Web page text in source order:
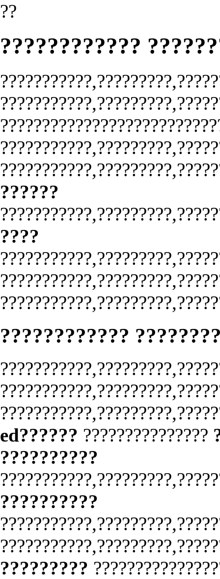
??
????????????
??????
????
????????????
ed?????? ???????????????
??????????
??????????
?????????